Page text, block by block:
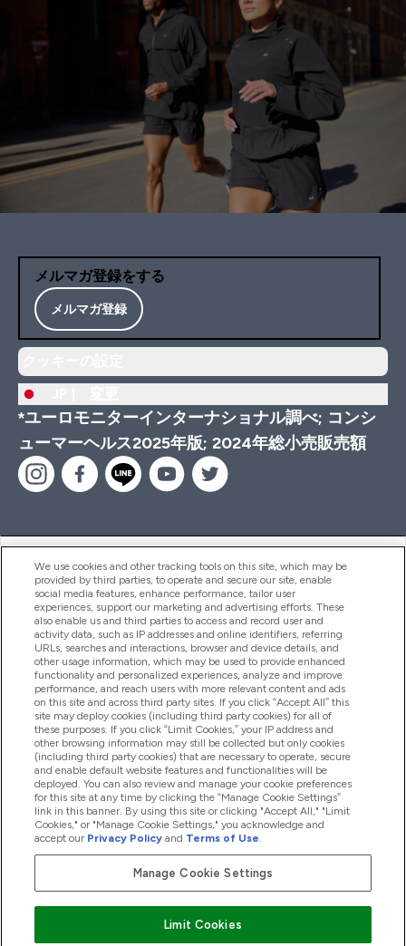
メルマガ登録をする
メルマガ登録
*ユーロモニターインターナショナル調べ; コンシ
ューマーヘルス2025年版; 2024年総小売販売額
ヘルプ＆ガイド
商品について
会社概要
特典＆ポイント
2026 The Hut.com Ltd
Pay with
We use cookies and other tracking tools on this site, which may be
provided by third parties, to operate and secure our site, enable
social media features, enhance performance, tailor user
experiences, support our marketing and advertising efforts. These
also enable us and third parties to access and record user and
activity data, such as IP addresses and online identifiers, referring
URLs, searches and interactions, browser and device details, and
other usage information, which may be used to provide enhanced
functionality and personalized experiences, analyze and improve
performance, and reach users with more relevant content and ads
on this site and across third party sites. If you click “Accept All” this
site may deploy cookies (including third party cookies) for all of
these purposes. If you click “Limit Cookies,” your IP address and
other browsing information may still be collected but only cookies
(including third party cookies) that are necessary to operate, secure
and enable default website features and functionalities will be
deployed. You can also review and manage your cookie preferences
for this site at any time by clicking the “Manage Cookie Settings”
link in this banner. By using this site or clicking "Accept All," "Limit
Cookies," or "Manage Cookie Settings," you acknowledge and
accept our Privacy Policy and Terms of Use.
Manage Cookie Settings
Limit Cookies